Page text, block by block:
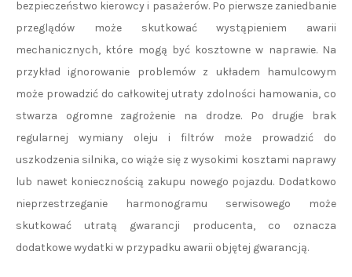
bezpieczeństwo kierowcy i pasażerów. Po pierwsze zaniedbanie
przeglądów może skutkować wystąpieniem awarii
mechanicznych, które mogą być kosztowne w naprawie. Na
przykład ignorowanie problemów z układem hamulcowym
może prowadzić do całkowitej utraty zdolności hamowania, co
stwarza ogromne zagrożenie na drodze. Po drugie brak
regularnej wymiany oleju i filtrów może prowadzić do
uszkodzenia silnika, co wiąże się z wysokimi kosztami naprawy
lub nawet koniecznością zakupu nowego pojazdu. Dodatkowo
nieprzestrzeganie harmonogramu serwisowego może
skutkować utratą gwarancji producenta, co oznacza
dodatkowe wydatki w przypadku awarii objętej gwarancją.